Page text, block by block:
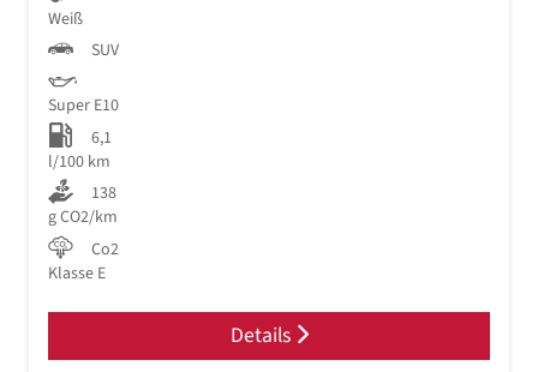
Weiß
SUV
Super E10
6,1
l/100 km
138
g CO2/km
Co2
Klasse E
Details